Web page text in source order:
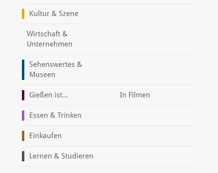
Kultur & Szene
Wirtschaft &
Unternehmen
Sehenswertes &
Museen
Gießen ist... In Filmen
Essen & Trinken
Einkaufen
Lernen & Studieren